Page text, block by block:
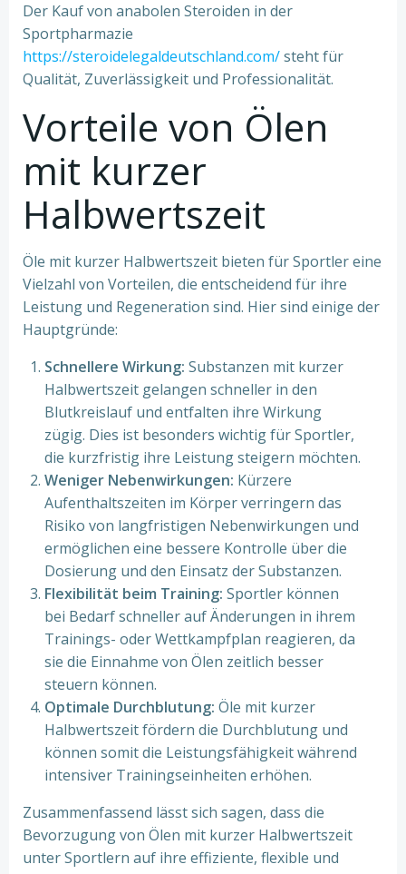
Der Kauf von anabolen Steroiden in der
Sportpharmazie
https://steroidelegaldeutschland.com/steht für
Qualität, Zuverlässigkeit und Professionalität.
Vorteile von Ölen
mit kurzer
Halbwertszeit
Öle mit kurzer Halbwertszeit bieten für Sportler eine
Vielzahl von Vorteilen, die entscheidend für ihre
Leistung und Regeneration sind. Hier sind einige der
Hauptgründe:
Schnellere Wirkung: Substanzen mit kurzer
Halbwertszeit gelangen schneller in den
Blutkreislauf und entfalten ihre Wirkung
zügig. Dies ist besonders wichtig für Sportler,
die kurzfristig ihre Leistung steigern möchten.
Weniger Nebenwirkungen: Kürzere
Aufenthaltszeiten im Körper verringern das
Risiko von langfristigen Nebenwirkungen und
ermöglichen eine bessere Kontrolle über die
Dosierung und den Einsatz der Substanzen.
Flexibilität beim Training: Sportler können
bei Bedarf schneller auf Änderungen in ihrem
Trainings- oder Wettkampfplan reagieren, da
sie die Einnahme von Ölen zeitlich besser
steuern können.
Optimale Durchblutung: Öle mit kurzer
Halbwertszeit fördern die Durchblutung und
können somit die Leistungsfähigkeit während
intensiver Trainingseinheiten erhöhen.
Zusammenfassend lässt sich sagen, dass die
Bevorzugung von Ölen mit kurzer Halbwertszeit
unter Sportlern auf ihre effiziente, flexible und